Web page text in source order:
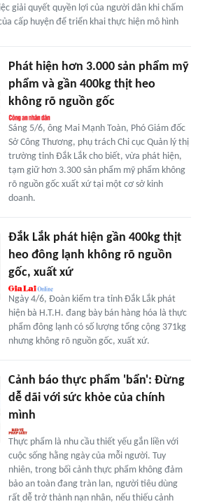
giải quyết quyền lợi của người dân khi chấm
cấp huyện để triển khai thực hiện mô hình
Phát hiện hơn 3.000 sản phẩm mỹ
phẩm và gần 400kg thịt heo
không rõ nguồn gốc
Sáng 5/6, ông Mai Mạnh Toàn, Phó Giám đốc
Sở Công Thương, phụ trách Chi cục Quản lý thị
trường tỉnh Đắk Lắk cho biết, vừa phát hiện,
tạm giữ hơn 3.300 sản phẩm mỹ phẩm không
rõ nguồn gốc xuất xứ tại một cơ sở kinh
doanh.
Đắk Lắk phát hiện gần 400kg thịt
heo đông lạnh không rõ nguồn
gốc, xuất xứ
Ngày 4/6, Đoàn kiểm tra tỉnh Đắk Lắk phát
hiện bà H.T.H. đang bày bán hàng hóa là thực
phẩm đông lạnh có số lượng tổng cộng 371kg
nhưng không rõ nguồn gốc, xuất xứ.
Cảnh báo thực phẩm 'bẩn': Đừng
dễ dãi với sức khỏe của chính
mình
Thực phẩm là nhu cầu thiết yếu gắn liền với
cuộc sống hằng ngày của mỗi người. Tuy
nhiên, trong bối cảnh thực phẩm không đảm
bảo an toàn đang tràn lan, người tiêu dùng
rất dễ trở thành nạn nhân, nếu thiếu cảnh